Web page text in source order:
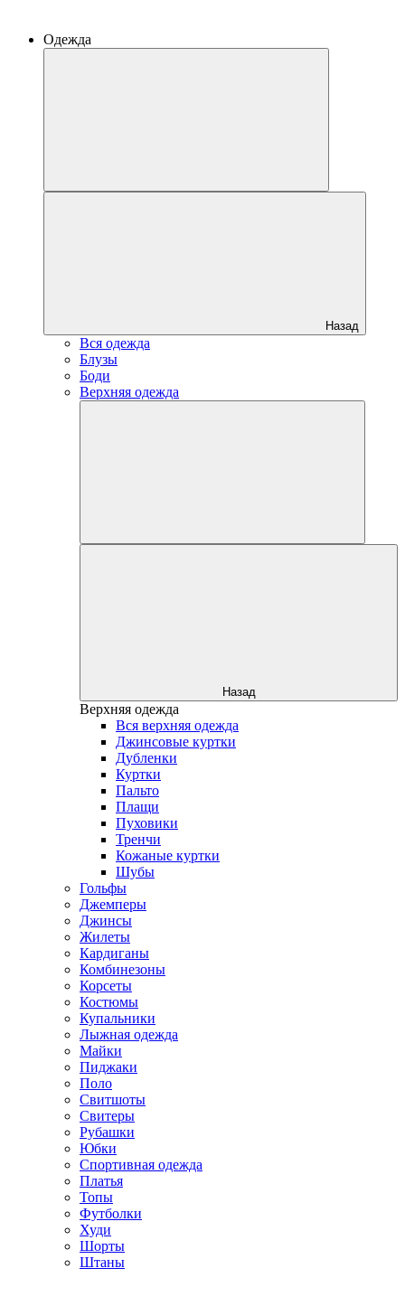
Одежда
Назад
Вся одежда
Блузы
Боди
Верхняя одежда
Назад
Верхняя одежда
Вся верхняя одежда
Джинсовые куртки
Дубленки
Куртки
Пальто
Плащи
Пуховики
Тренчи
Кожаные куртки
Шубы
Гольфы
Джемперы
Джинсы
Жилеты
Кардиганы
Комбинезоны
Корсеты
Костюмы
Купальники
Лыжная одежда
Майки
Пиджаки
Поло
Свитшоты
Свитеры
Рубашки
Юбки
Спортивная одежда
Платья
Топы
Футболки
Худи
Шорты
Штаны